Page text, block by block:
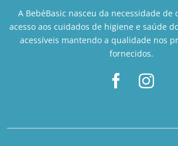
A BebéBasic nasceu da necessidade
acesso aos cuidados de higiene e saúde
acessíveis mantendo a qualidade nos
fornecidos.